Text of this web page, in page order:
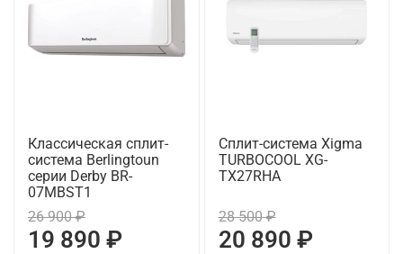
Классическая сплит-
система Berlingtoun
серии Derby BR-
07MBST1
26 900 ₽
19 890 ₽
Сплит-система Xigma
TURBOCOOL XG-
TX27RHA
28 500 ₽
20 890 ₽